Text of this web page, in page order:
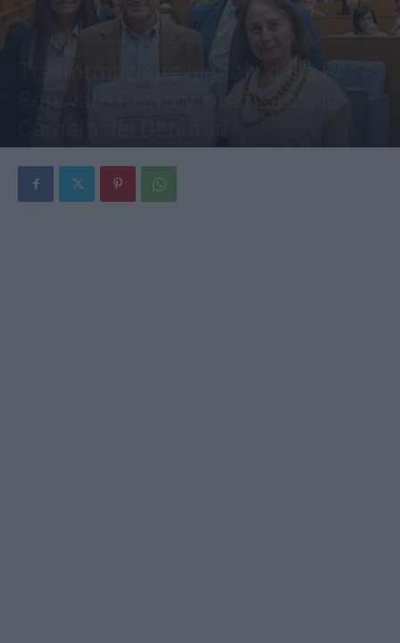
Economia Regione
Trasformazione digitale della PA, ‘A
Software Factory’ premiata alla